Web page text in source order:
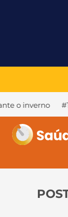
#Teaser